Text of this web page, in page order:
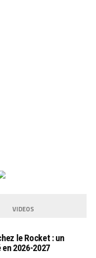
VIDEOS
le Rocket : un
2026-2027